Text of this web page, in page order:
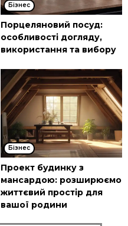
Бізнес
Порцеляновий посуд:
особливості догляду,
використання та вибору
Бізнес
Проект будинку з
мансардою: розширюємо
життєвий простір для
вашої родини